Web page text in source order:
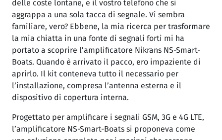
delle coste lontane, e il vostro telefono che si
aggrappa a una sola tacca di segnale. Vi sembra
familiare, vero? Ebbene, la mia ricerca per trasformare
la mia chiatta in una fonte di segnali forti mi ha
portato a scoprire l’amplificatore Nikrans NS-Smart-
Boats. Quando è arrivato il pacco, ero impaziente di
aprirlo. Il kit conteneva tutto il necessario per
l’installazione, compresa l’antenna esterna e il
dispositivo di copertura interna.
Progettato per amplificare i segnali GSM, 3G e 4G LTE,
l’amplificatore NS-Smart-Boats si proponeva come